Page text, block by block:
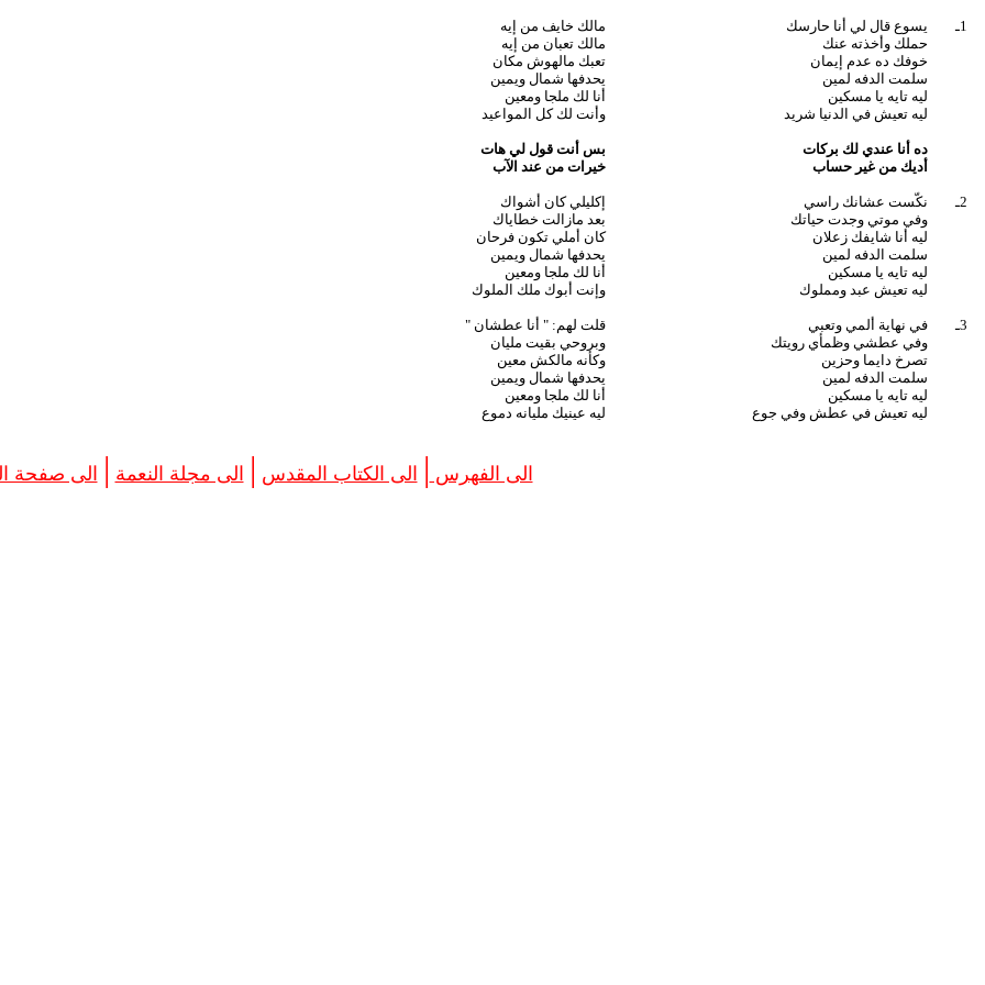
1ـ
يسوع قال لي أنا حارسك
حملك وأخذته عنك
خوفك ده عدم إيمان
سلمت الدفه لمين
ليه تايه يا مسكين
ليه تعيش في الدنيا شريد
مالك خايف من إيه
مالك تعبان من إيه
تعبك مالهوش مكان
يحدفها شمال ويمين
أنا لك ملجا ومعين
وأنت لك كل المواعيد
ده أنا عندي لك بركات
أديك من غير حساب
بس أنت قول لي هات
خيرات من عند الآب
2ـ
نكّست عشانك راسي
وفي موتي وجدت حياتك
ليه أنا شايفك زعلان
سلمت الدفه لمين
ليه تايه يا مسكين
ليه تعيش عبد ومملوك
إكليلي كان أشواك
بعد مازالت خطاياك
كان أملي تكون فرحان
يحدفها شمال ويمين
أنا لك ملجا ومعين
وإنت أبوك ملك الملوك
3ـ
في نهاية ألمي وتعبي
وفي عطشي وظمأي رويتك
تصرخ دايما وحزين
سلمت الدفه لمين
ليه تايه يا مسكين
ليه تعيش في عطش وفي جوع
قلت لهم: " أنا عطشان "
وبروحي بقيت مليان
وكأنه مالكش معين
يحدفها شمال ويمين
أنا لك ملجا ومعين
ليه عينيك مليانه دموع
الى الفهرس | الى الكتاب المقدس | الى مجلة النعمة | الى صفحة